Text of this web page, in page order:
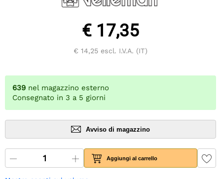
€ 17,35
€ 14,25 escl. I.V.A. (IT)
639 nel magazzino esterno
Consegnato in 3 a 5 giorni
Avviso di magazzino
Aggiungi al carrello